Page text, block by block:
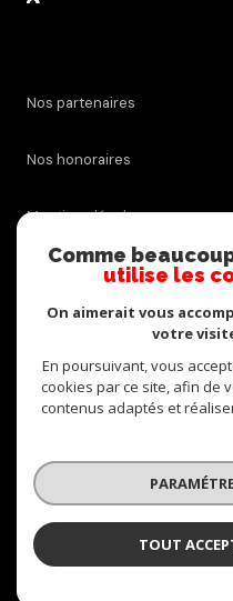
Nos partenaires
Nos honoraires
Mentions légales
Cookies
© 2026 | Tous droits réservés
Réalisé par
Comme
utilise les
On aimerait vous
votre
En poursuivant, vous
cookies par ce site, afin de
contenus adaptés et
TOUT